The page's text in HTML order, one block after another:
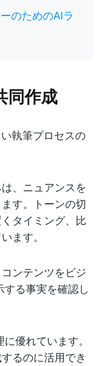
のためのAIラ
同作成
執筆プロセスの
、ニュアンスを
す。トーンの切
タイミング、比
ます。
ンテンツをビジ
る事実を確認し
優れています。
るのに活用でき